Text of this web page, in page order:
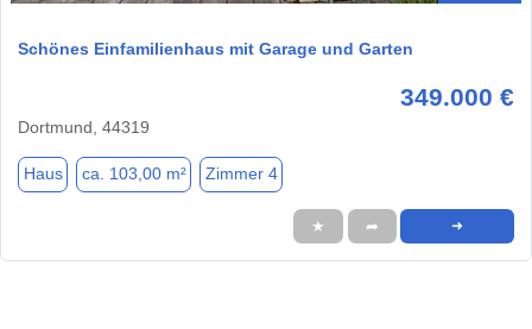
Schönes Einfamilienhaus mit Garage und Garten
349.000 €
Dortmund, 44319
Haus ca. 103,00 m² Zimmer 4
★ ➦ ➜